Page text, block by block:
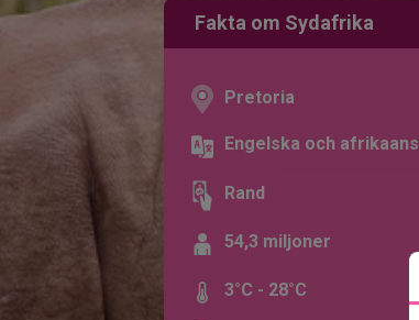
Fakta om Sydafrika
Pretoria
Engelska och afrikaans
Rand
54,3 miljoner
3°C - 28°C